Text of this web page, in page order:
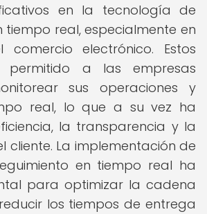
en la tecnología de
tiempo real, especialmente en
electrónico. Estos
permitido a las empresas
sus operaciones y
real, lo que a su vez ha
la transparencia y la
cliente. La implementación de
en tiempo real ha
para optimizar la cadena
los tiempos de entrega